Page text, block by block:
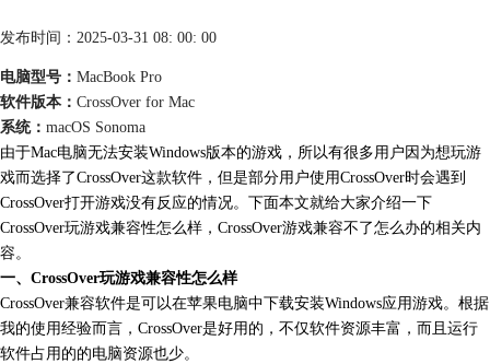
发布时间：2025-03-31 08: 00: 00
电脑型号： MacBook Pro
软件版本： CrossOver for Mac
系统： macOS Sonoma
由于Mac电脑无法安装Windows版本的游戏，所以有很多用户因为想玩游
戏而选择了CrossOver这款软件，但是部分用户使用CrossOver时会遇到
CrossOver打开游戏没有反应的情况。 下面本文就给大家介绍一下
CrossOver玩游戏兼容性怎么样，CrossOver游戏兼容不了怎么办的相关内
容。
一、CrossOver玩游戏兼容性怎么样
CrossOver兼容软件是可以在苹果电脑中下载安装Windows应用游戏。根据
我的使用经验而言，CrossOver是好用的，不仅软件资源丰富，而且运行
软件占用的的电脑资源也少。